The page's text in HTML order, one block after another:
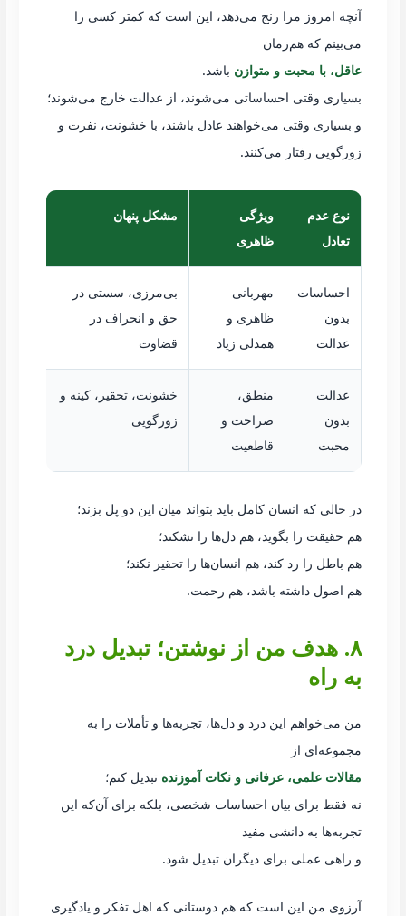
آنچه امروز مرا رنج می‌دهد، این است که کمتر کسی را
می‌بینم که هم‌زمان
عاقل، با محبت و متوازن باشد.
بسیاری وقتی احساساتی می‌شوند، از عدالت خارج می‌شوند؛
و بسیاری وقتی می‌خواهند عادل باشند، با خشونت، نفرت و
زورگویی رفتار می‌کنند.
نوع عدم
تعادل
ویژگی
ظاهری
مشکل پنهان
احساسات
بدون
عدالت
مهربانی
ظاهری و
همدلی زیاد
بی‌مرزی، سستی در
حق و انحراف در
قضاوت
عدالت
بدون
محبت
منطق،
صراحت و
قاطعیت
خشونت، تحقیر، کینه و
زورگویی
در حالی که انسان کامل باید بتواند میان این دو پل بزند؛
هم حقیقت را بگوید، هم دل‌ها را نشکند؛
هم باطل را رد کند، هم انسان‌ها را تحقیر نکند؛
هم اصول داشته باشد، هم رحمت.
۸. هدف من از نوشتن؛ تبدیل درد
به راه
من می‌خواهم این درد و دل‌ها، تجربه‌ها و تأملات را به
مجموعه‌ای از
مقالات علمی، عرفانی و نکات آموزنده تبدیل کنم؛
نه فقط برای بیان احساسات شخصی، بلکه برای آن‌که این
تجربه‌ها به دانشی مفید
و راهی عملی برای دیگران تبدیل شود.
آرزوی من این است که هم دوستانی که اهل تفکر و یادگیری